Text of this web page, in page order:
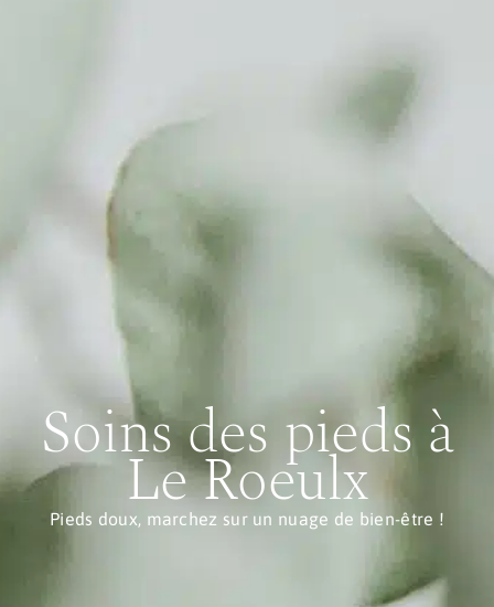
Soins des pieds à
Le Roeulx
Pieds doux, marchez sur un nuage de bien-être !